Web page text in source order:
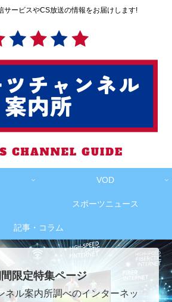
サービスやCS放送の情報をお届けします!
VOD
スポーツニュース
記事・コラム
限定特集ページ
ネル案内所調べのインターネッ